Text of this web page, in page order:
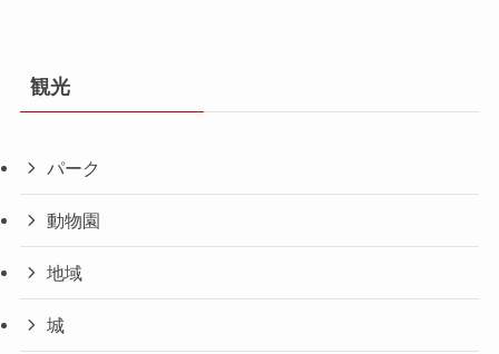
観光
パーク
動物園
地域
城